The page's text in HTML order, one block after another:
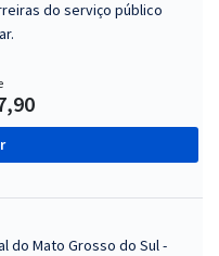
do serviço público
do Mato Grosso do Sul -